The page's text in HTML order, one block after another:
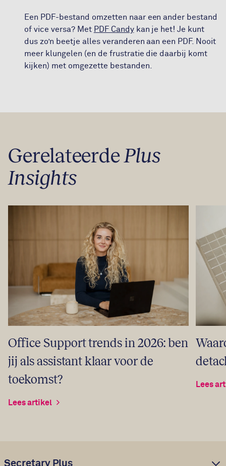
Een PDF-bestand omzetten naar een ander bestand
of vice versa? Met PDF Candykan je het! Je kunt
dus zo’n beetje alles veranderen aan een PDF. Nooit
meer klungelen (en de frustratie die daarbij komt
kijken) met omgezette bestanden.
Gerelateerde Plus
Insights
Office Support trends in 2026: ben
jij als assistant klaar voor de
toekomst?
Lees artikel
Lees
Secretary Plus